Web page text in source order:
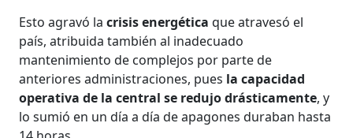
Esto agravó lacrisis energética que atravesó el
país, atribuida también al inadecuado
mantenimiento de complejos por parte de
anteriores administraciones, pues la capacidad
operativa de la central se redujo drásticamente, y
lo sumió en un día a día de apagones duraban hasta